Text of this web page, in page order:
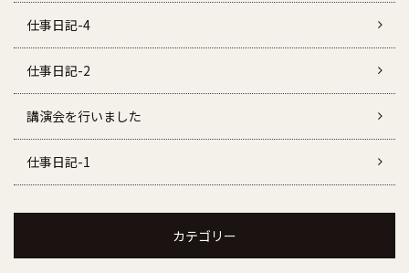
仕事日記-4
仕事日記-2
講演会を行いました
仕事日記-1
カテゴリー